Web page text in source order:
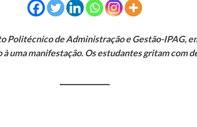
Politécnico de Administração e Gestão-IPAG,
à uma manifestação. Os estudantes gritam com